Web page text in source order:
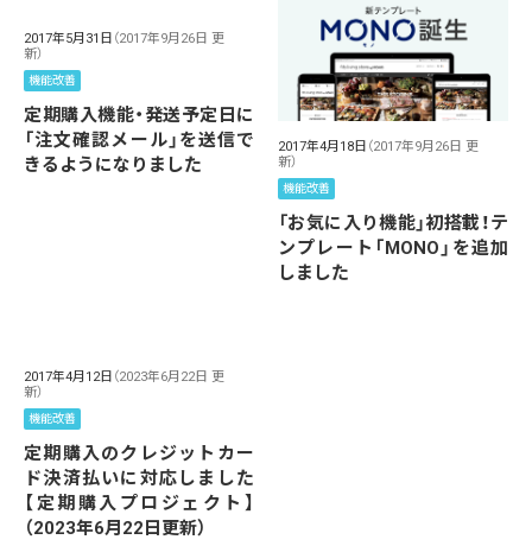
2017年5月31日 （2017年9月26日 更
新）
機能改善
定期購入機能・発送予定日に
「注文確認メール」を送信で
きるようになりました
2017年4月18日 （2017年9月26日 更
新）
機能改善
「お気に入り機能」初搭載！テ
ンプレート「MONO」を追加
しました
2017年4月12日 （2023年6月22日 更
新）
機能改善
定期購入のクレジットカー
ド決済払いに対応しました
【定期購入プロジェクト】
（2023年6月22日更新）